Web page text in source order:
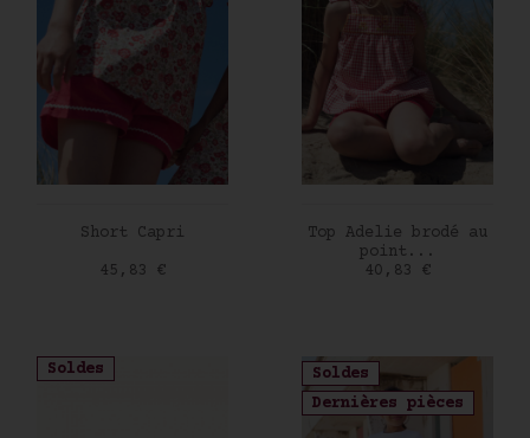
AJOUTER AU PANIER
Short Capri
Prix
45,83 €
AJOUTER AU PANIER
Top Adelie brodé au
point...
Prix
40,83 €
Soldes
Soldes
Dernières pièces